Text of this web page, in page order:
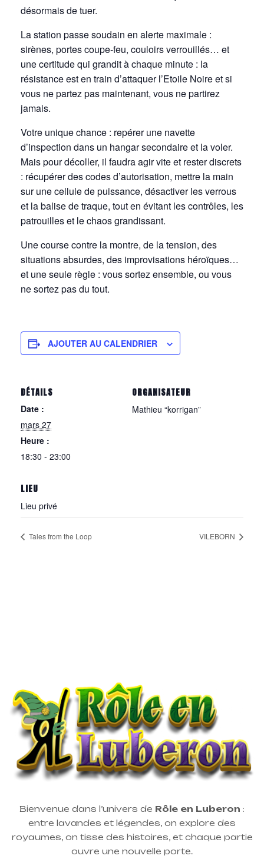
désormais de tuer.
La station passe soudain en alerte maximale :
sirènes, portes coupe-feu, couloirs verrouillés… et
une certitude qui grandit à chaque minute : la
résistance est en train d’attaquer l’Etoile Noire et si
vous ne partez pas maintenant, vous ne partirez
jamais.
Votre unique chance : repérer une navette
d’inspection dans un hangar secondaire et la voler.
Mais pour décoller, il faudra agir vite et rester discrets
: récupérer des codes d’autorisation, mettre la main
sur une cellule de puissance, désactiver les verrous
et la balise de traque, tout en évitant les contrôles, les
patrouilles et le chaos grandissant.
Une course contre la montre, de la tension, des
situations absurdes, des improvisations héroïques…
et une seule règle : vous sortez ensemble, ou vous
ne sortez pas du tout.
AJOUTER AU CALENDRIER
DÉTAILS
Date :
mars 27
Heure :
18:30 - 23:00
ORGANISATEUR
Mathieu “korrigan”
LIEU
Lieu privé
Tales from the Loop VILEBORN
Bienvenue dans l’univers de Rôle en Luberon :
entre lavandes et légendes, on explore des
royaumes, on tisse des histoires, et chaque partie
ouvre une nouvelle porte.